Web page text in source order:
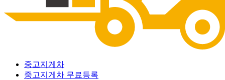
중고지게차
중고지게차 무료등록